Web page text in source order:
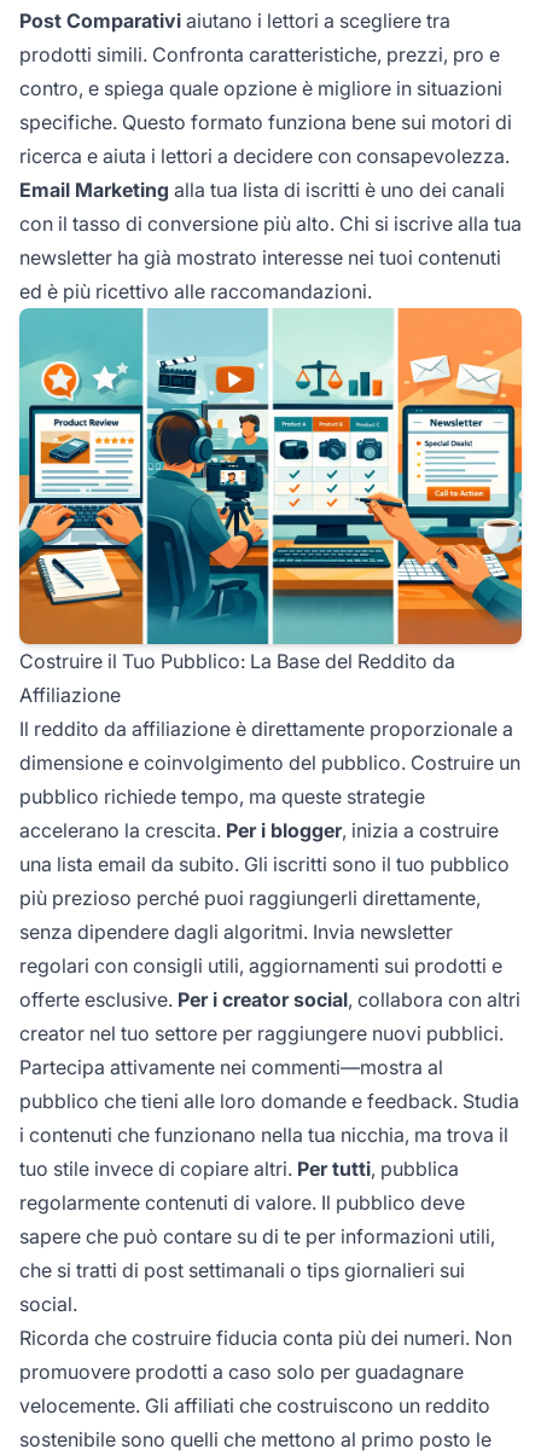
Post Comparativi aiutano i lettori a scegliere tra
prodotti simili. Confronta caratteristiche, prezzi, pro e
contro, e spiega quale opzione è migliore in situazioni
specifiche. Questo formato funziona bene sui motori di
ricerca e aiuta i lettori a decidere con consapevolezza.
Email Marketing alla tua lista di iscritti è uno dei canali
con il tasso di conversione più alto. Chi si iscrive alla tua
newsletter ha già mostrato interesse nei tuoi contenuti
ed è più ricettivo alle raccomandazioni.
Costruire il Tuo Pubblico: La Base del Reddito da
Affiliazione
Il reddito da affiliazione è direttamente proporzionale a
dimensione e coinvolgimento del pubblico. Costruire un
pubblico richiede tempo, ma queste strategie
accelerano la crescita. Per i blogger, inizia a costruire
una lista email da subito. Gli iscritti sono il tuo pubblico
più prezioso perché puoi raggiungerli direttamente,
senza dipendere dagli algoritmi. Invia newsletter
regolari con consigli utili, aggiornamenti sui prodotti e
offerte esclusive. Per i creator social, collabora con altri
creator nel tuo settore per raggiungere nuovi pubblici.
Partecipa attivamente nei commenti—mostra al
pubblico che tieni alle loro domande e feedback. Studia
i contenuti che funzionano nella tua nicchia, ma trova il
tuo stile invece di copiare altri. Per tutti, pubblica
regolarmente contenuti di valore. Il pubblico deve
sapere che può contare su di te per informazioni utili,
che si tratti di post settimanali o tips giornalieri sui
social.
Ricorda che costruire fiducia conta più dei numeri. Non
promuovere prodotti a caso solo per guadagnare
velocemente. Gli affiliati che costruiscono un reddito
sostenibile sono quelli che mettono al primo posto le